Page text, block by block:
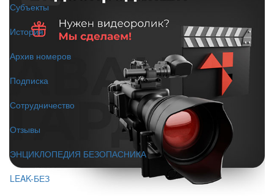
Субъекты
История
Архив номеров
Подписка
Сотрудничество
Отзывы
ЭНЦИКЛОПЕДИЯ БЕЗОПАСНИКА
LEAK-БЕЗ